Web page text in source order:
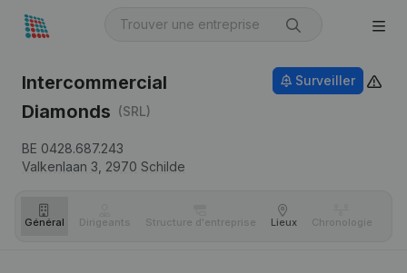
Intercommercial
Diamonds (SRL)
BE 0428.687.243
Valkenlaan 3, 2970 Schilde
Surveiller
Général Dirigeants Structure d'entreprise Lieux Chronologie